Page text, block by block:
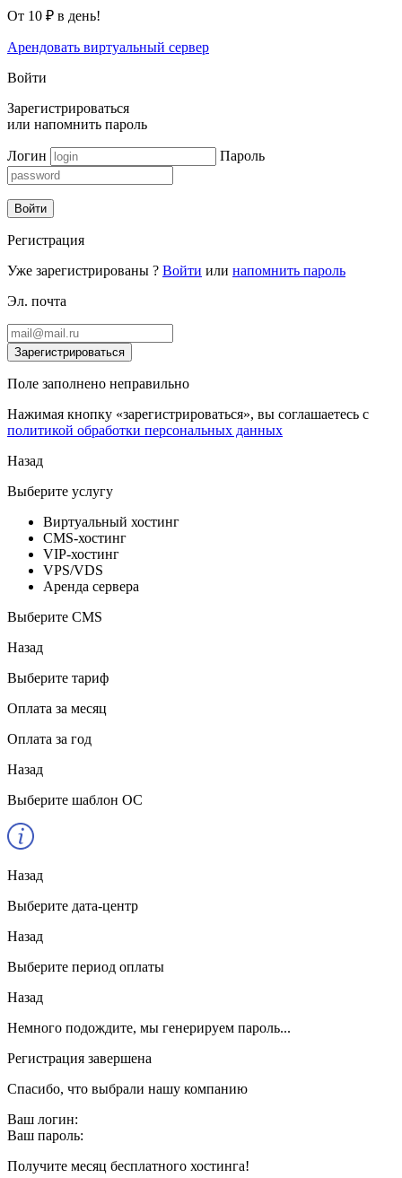
От 10 ₽ в день!
Арендовать виртуальный сервер
Войти
Зарегистрироваться
или напомнить пароль
Логин Пароль
Войти
Регистрация
Уже зарегистрированы ? Войти или напомнить пароль
Эл. почта
Зарегистрироваться
Поле заполнено неправильно
Нажимая кнопку «зарегистрироваться», вы соглашаетесь с
политикой обработки персональных данных
Назад
Выберите услугу
Виртуальный хостинг
CMS-хостинг
VIP-хостинг
VPS/VDS
Аренда сервера
Выберите CMS
Назад
Выберите тариф
Оплата за месяц
Оплата за год
Назад
Выберите шаблон ОС
Назад
Выберите дата-центр
Назад
Выберите период оплаты
Назад
Немного подождите, мы генерируем пароль...
Регистрация завершена
Спасибо, что выбрали нашу компанию
Ваш логин:
Ваш пароль:
Получите месяц бесплатного хостинга!